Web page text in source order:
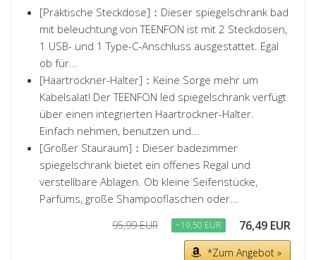
[Praktische Steckdose]：Dieser spiegelschrank bad
mit beleuchtung von TEENFON ist mit 2 Steckdosen,
1 USB- und 1 Type-C-Anschluss ausgestattet. Egal
ob für...
[Haartrockner-Halter]：Keine Sorge mehr um
Kabelsalat! Der TEENFON led spiegelschrank verfügt
über einen integrierten Haartrockner-Halter.
Einfach nehmen, benutzen und...
[Großer Stauraum]：Dieser badezimmer
spiegelschrank bietet ein offenes Regal und
verstellbare Ablagen. Ob kleine Seifenstücke,
Parfums, große Shampooflaschen oder...
95,99 EUR −19,50 EUR 76,49 EUR
*Zum Angebot »